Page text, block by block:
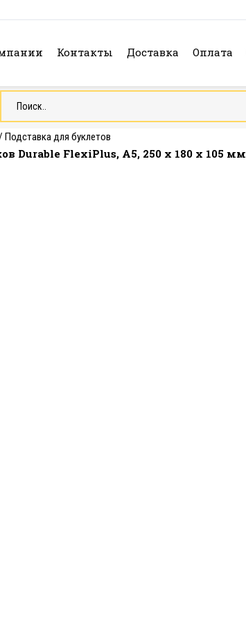
Контакты Доставка Оплата
Подставка для буклетов
Durable FlexiPlus, А5, 250 x 180 x 105 мм